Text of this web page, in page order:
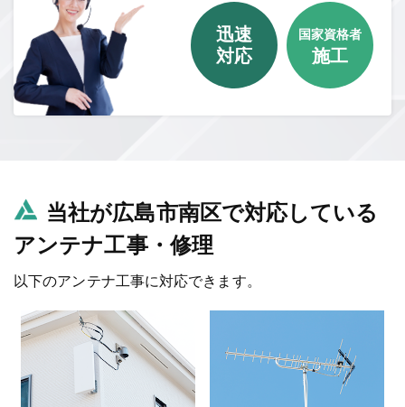
迅速
対応
国家資格者
施工
当社が広島市南区で対応している
アンテナ工事・修理
以下のアンテナ工事に対応できます。